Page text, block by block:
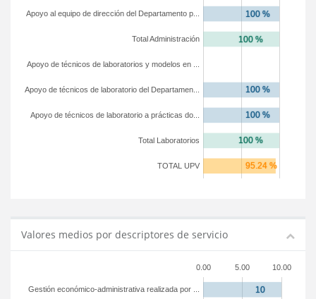
TOTAL UPV
Total Laboratorios
Apoyo de técnicos de laboratorio a prácticas do...
Apoyo de técnicos de laboratorio del Departamen...
Apoyo de técnicos de laboratorios y modelos en ...
Total Administración
Apoyo al equipo de dirección del Departamento p...
Valores medios por descriptores de servicio
0.00 5.00 10.00
Gestión económico-administrativa realizada por ...